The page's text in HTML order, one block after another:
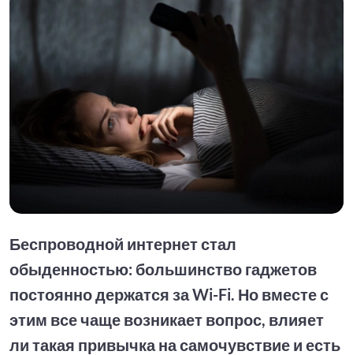
Беспроводной интернет стал
обыденностью: большинство гаджетов
постоянно держатся за Wi-Fi. Но вместе с
этим все чаще возникает вопрос, влияет
ли такая привычка на самочувствие и есть